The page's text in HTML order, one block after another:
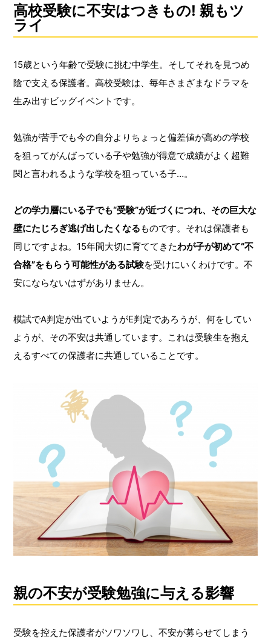
高校受験に不安はつきもの! 親もツ
ライ
15歳という年齢で受験に挑む中学生。そしてそれを見つめ
陰で支える保護者。高校受験は、毎年さまざまなドラマを
生み出すビッグイベントです。
勉強が苦手でも今の自分よりちょっと偏差値が高めの学校
を狙ってがんばっている子や勉強が得意で成績がよく超難
関と言われるような学校を狙っている子…。
どの学力層にいる子でも“受験”が近づくにつれ、その巨大な
壁にたじろぎ逃げ出したくなるものです。それは保護者も
同じですよね。15年間大切に育ててきたわが子が初めて“不
合格”をもらう可能性がある試験を受けにいくわけです。不
安にならないはずがありません。
模試でA判定が出ていようがE判定であろうが、何をしてい
ようが、その不安は共通しています。これは受験生を抱え
えるすべての保護者に共通していることです。
親の不安が受験勉強に与える影響
受験を控えた保護者がソワソワし、不安が募らせてしまう